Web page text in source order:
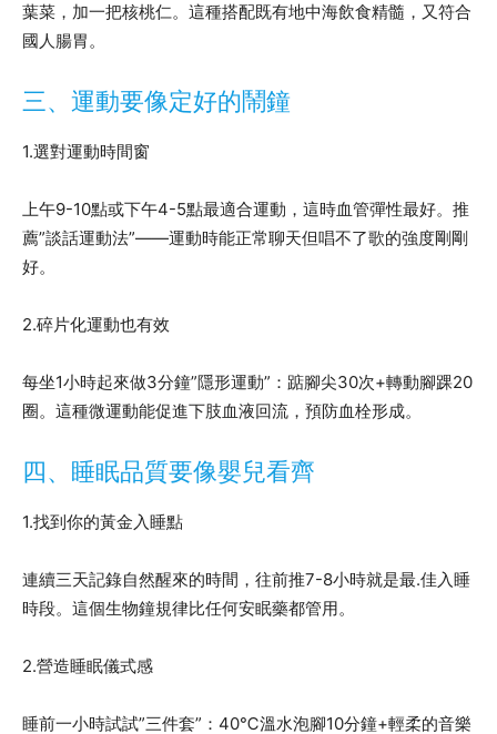
葉菜，加一把核桃仁。這種搭配既有地中海飲食精髓，又符合
國人腸胃。
三、運動要像定好的鬧鐘
1.選對運動時間窗
上午9-10點或下午4-5點最適合運動，這時血管彈性最好。推
薦”談話運動法”——運動時能正常聊天但唱不了歌的強度剛剛
好。
2.碎片化運動也有效
每坐1小時起來做3分鐘”隱形運動”：踮腳尖30次+轉動腳踝20
圈。這種微運動能促進下肢血液回流，預防血栓形成。
四、睡眠品質要像嬰兒看齊
1.找到你的黃金入睡點
連續三天記錄自然醒來的時間，往前推7-8小時就是最.佳入睡
時段。這個生物鐘規律比任何安眠藥都管用。
2.營造睡眠儀式感
睡前一小時試試”三件套”：40℃溫水泡腳10分鐘+輕柔的音樂